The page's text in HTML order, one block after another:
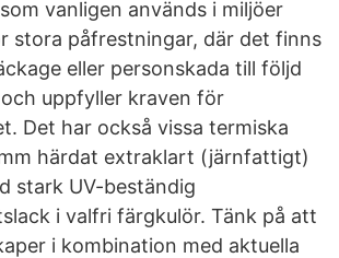
vanligen används i miljöer
stora påfrestningar, där det finns
eller personskada till följd
uppfyller kraven för
Det har också vissa termiska
härdat extraklart (järnfattigt)
stark UV-beständig
i valfri färgkulör. Tänk på att
i kombination med aktuella